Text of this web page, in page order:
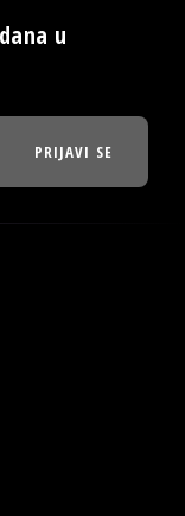
u
PRIJAVI SE